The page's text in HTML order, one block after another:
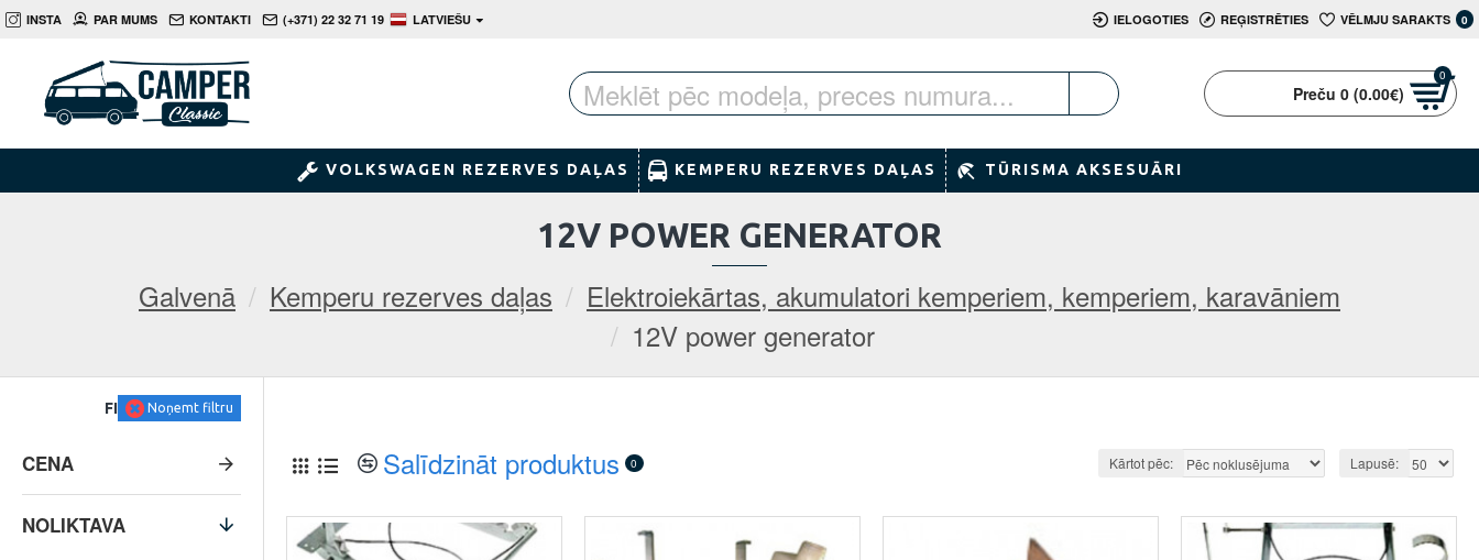
INSTA PAR MUMS KONTAKTI (+371) 22 32 71 19 LATVIEŠU IELOGOTIES REĢISTRĒTIES VĒLMJU SARAKTS 0
Preču 0 (0.00€)
0
VOLKSWAGEN REZERVES DAĻAS KEMPERU REZERVES DAĻAS TŪRISMA AKSESUĀRI
Galvenā Kemperu rezerves daļas
Elektroiekārtas, akumulatori kemperiem, kemperiem, karavāniem
12V power generator
12V POWER GENERATOR
FILTRSNoņemt filtru
CENA
NOLIKTAVA
Salīdzināt produktus 0 Kārtot pēc: Lapusē: